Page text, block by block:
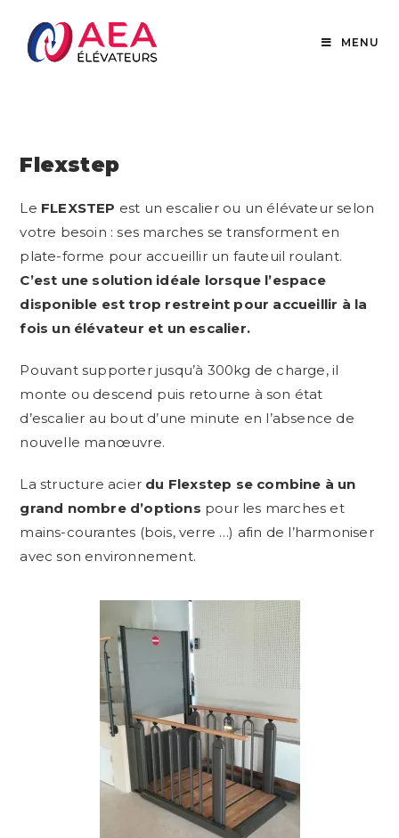
MENU
Flexstep
Le FLEXSTEP est un escalier ou un élévateur selon
votre besoin : ses marches se transforment en
plate-forme pour accueillir un fauteuil roulant.
C’est une solution idéale lorsque l’espace
disponible est trop restreint pour accueillir à la
fois un élévateur et un escalier.
Pouvant supporter jusqu’à 300kg de charge, il
monte ou descend puis retourne à son état
d’escalier au bout d’une minute en l’absence de
nouvelle manœuvre.
La structure acier du Flexstep se combine à un
grand nombre d’options pour les marches et
mains-courantes (bois, verre …) afin de l’harmoniser
avec son environnement.